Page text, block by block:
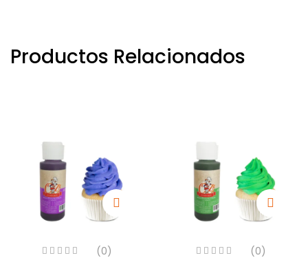
Productos Relacionados
(0) (0)